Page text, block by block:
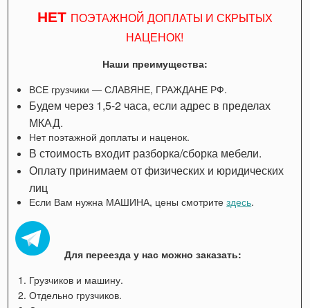
НЕТ ПОЭТАЖНОЙ ДОПЛАТЫ И СКРЫТЫХ
НАЦЕНОК!
Наши преимущества:
ВСЕ грузчики — СЛАВЯНЕ, ГРАЖДАНЕ РФ.
Будем через 1,5-2 часа, если адрес в пределах
МКАД.
Нет поэтажной доплаты и наценок.
В стоимость входит разборка/сборка мебели.
Оплату принимаем от физических и юридических
лиц
Если Вам нужна МАШИНА, цены смотритездесь.
Для переезда у нас можно заказать:
Грузчиков и машину.
Отдельно грузчиков.